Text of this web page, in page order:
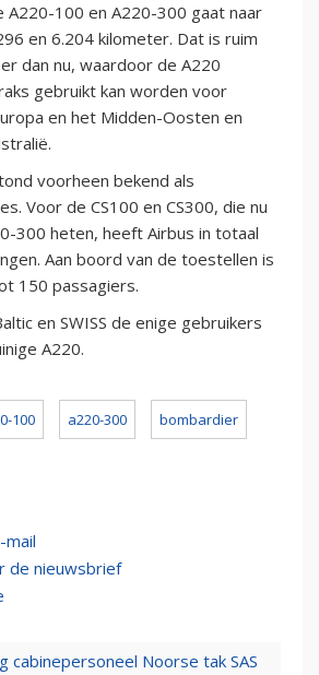
A220-100 en A220-300 gaat naar
en 6.204 kilometer. Dat is ruim
dan nu, waardoor de A220
gebruikt kan worden voor
en het Midden-Oosten en
voorheen bekend als
Voor de CS100 en CS300, die nu
300 heten, heeft Airbus in totaal
Aan boord van de toestellen is
150 passagiers.
en SWISS de enige gebruikers
A220.
100 a220-300 bombardier
de nieuwsbrief
cabinepersoneel Noorse tak SAS